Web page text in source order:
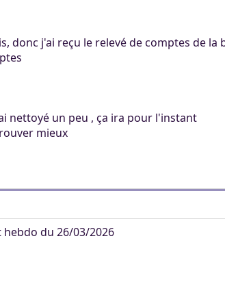
donc j'ai reçu le relevé de comptes de la
nettoyé un peu , ça ira pour l'instant
mieux
du 26/03/2026